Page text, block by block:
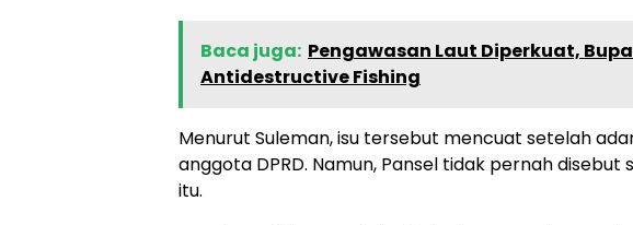
Baca juga: Pengawasan Laut Diperkuat,
Antidestructive Fishing
Menurut Suleman, isu tersebut mencuat setelah
anggota DPRD. Namun, Pansel tidak pernah
itu.